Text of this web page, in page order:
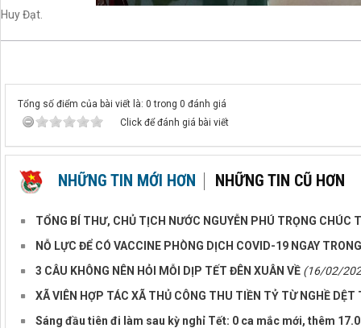
Huy Đạt.
Tổng số điểm của bài viết là: 0 trong 0 đánh giá
Click để đánh giá bài viết
NHỮNG TIN MỚI HƠN NHỮNG TIN CŨ HƠN
TỔNG BÍ THƯ, CHỦ TỊCH NƯỚC NGUYỄN PHÚ TRỌNG CHÚC
NỖ LỰC ĐỂ CÓ VACCINE PHÒNG DỊCH COVID-19 NGAY
3 CÂU KHÔNG NÊN HỎI MỖI DỊP TẾT ĐÊN XUÂN VỀ (16/02/
XÃ VIÊN HỢP TÁC XÃ THỦ CÔNG THU TIỀN TỶ TỪ NGHỀ DỆT
Sáng đầu tiên đi làm sau kỳ nghỉ Tết: 0 ca mắc mới, thêm